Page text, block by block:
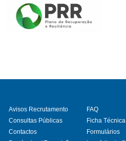
Avisos Recrutamento
Consultas Públicas
Contactos
FAQ
Ficha Técnica
Formulários